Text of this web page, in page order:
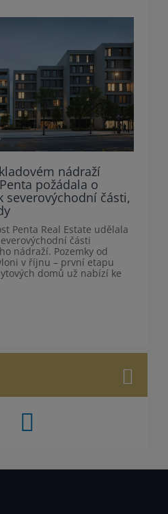
nádraží
požádala o
severovýchodní části,
Penta Real Estate udělala
části
nádraží. Pozemky od
v říjnu – první etapu
domů už nabízí ke